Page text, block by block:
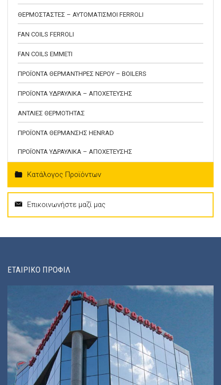
ΘΕΡΜΟΣΤΑΣΤΕΣ – ΑΥΤΟΜΑΤΙΣΜΟΙ FERROLI
FAN COILS FERROLI
FAN COILS EMMETI
ΠΡΟΪΟΝΤΑ ΘΕΡΜΑΝΤΗΡΕΣ ΝΕΡΟΥ – BOILERS
ΠΡΟΪΟΝΤΑ ΥΔΡΑΥΛΙΚΑ – ΑΠΟΧΕΤΕΥΣΗΣ
ΑΝΤΛΙΕΣ ΘΕΡΜΟΤΗΤΑΣ
ΠΡΟΪΟΝΤΑ ΘΕΡΜΑΝΣΗΣ HENRAD
ΠΡΟΪΟΝΤΑ ΥΔΡΑΥΛΙΚΑ – ΑΠΟΧΕΤΕΥΣΗΣ
Κατάλογος Προϊόντων
Επικοινωνήστε μαζί μας
ΕΤΑΙΡΙΚΟ ΠΡΟΦΙΛ